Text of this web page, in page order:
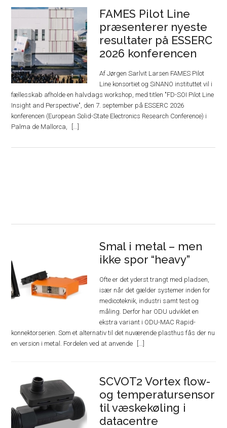
FAMES Pilot Line
præsenterer nyeste
resultater på ESSERC
2026 konferencen
Af Jørgen Sarlvit Larsen FAMES Pilot
Line konsortiet og SiNANO instituttet vil i
fællesskab afholde en halvdags workshop, med titlen "FD-SOI Pilot Line
Insight and Perspective", den 7. september på ESSERC 2026
konferencen (European Solid-State Electronics Research Conference) i
Palma de Mallorca,
Smal i metal – men
ikke spor “heavy”
Ofte er det yderst trangt med pladsen,
især når det gælder systemer inden for
medicoteknik, industri samt test og
måling. Derfor har ODU udviklet en
ekstra variant i ODU-MAC Rapid-
konnektorserien. Som et alternativ til det nuværende plasthus fås der nu
en version i metal. Fordelen ved at anvende
SCVOT2 Vortex flow-
og temperatursensor
til væskekøling i
datacentre